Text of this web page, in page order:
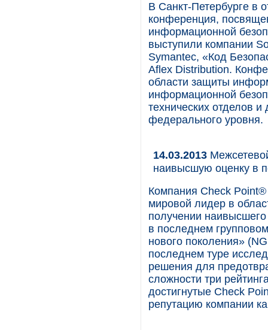
В Санкт-Петербурге в
конференция,
информационной
выступили компании
Symantec, «Код
Aflex Distribution.
области защиты
информационной
технических отделов
федерального уровня.
14.03.2013
наивысшую оценку в
Компания Check
мировой лидер в
получении
в последнем
нового поколения»
последнем туре
решения для
сложности три
достигнутые Check
репутацию компании